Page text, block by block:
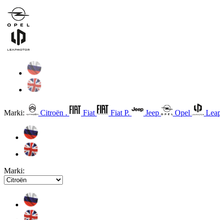
Marki: Citroën . Fiat Fiat P. Jeep Opel
Marki: